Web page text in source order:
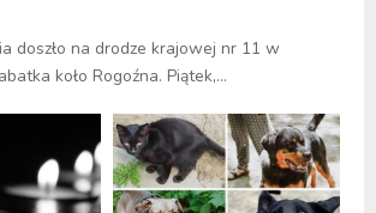
doszło na drodze krajowej nr 11 w
koło Rogoźna. Piątek,...